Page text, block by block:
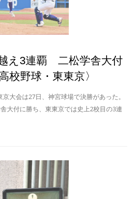
え3連覇 二松学舎大付
校野球・東東京〉
大会は27日、神宮球場で決勝があった。
大付に勝ち、東東京では史上2校目の3連